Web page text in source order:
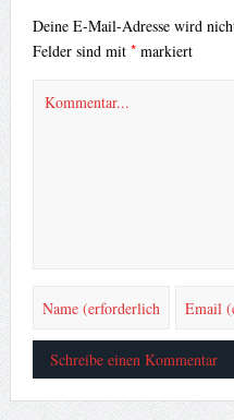
Deine E-Mail-Adresse wird
Felder sind mit *markiert